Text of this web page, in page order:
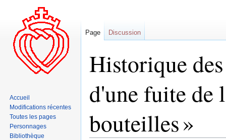
Historique
d'une fuite de
bouteilles »
Page Discussion
Accueil
Modifications récentes
Toutes les pages
Personnages
Bibliothèque